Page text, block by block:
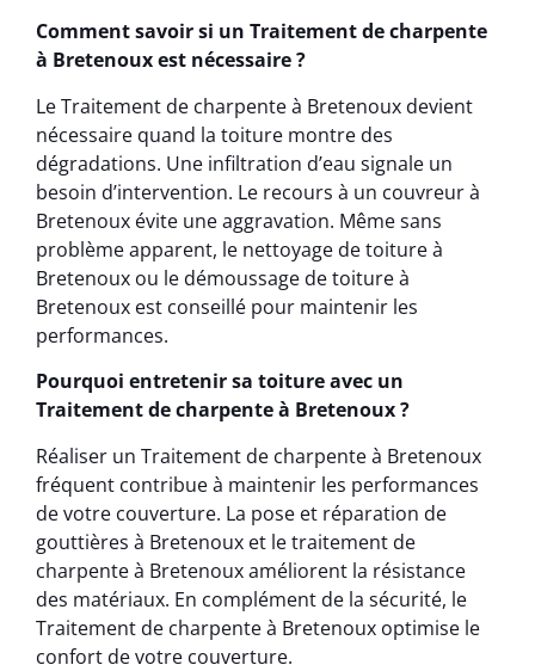
Comment savoir si un Traitement de charpente
à Bretenoux est nécessaire ?
Le Traitement de charpente à Bretenoux devient
nécessaire quand la toiture montre des
dégradations. Une infiltration d’eau signale un
besoin d’intervention. Le recours à un couvreur à
Bretenoux évite une aggravation. Même sans
problème apparent, le nettoyage de toiture à
Bretenoux ou le démoussage de toiture à
Bretenoux est conseillé pour maintenir les
performances.
Pourquoi entretenir sa toiture avec un
Traitement de charpente à Bretenoux ?
Réaliser un Traitement de charpente à Bretenoux
fréquent contribue à maintenir les performances
de votre couverture. La pose et réparation de
gouttières à Bretenoux et le traitement de
charpente à Bretenoux améliorent la résistance
des matériaux. En complément de la sécurité, le
Traitement de charpente à Bretenoux optimise le
confort de votre couverture.